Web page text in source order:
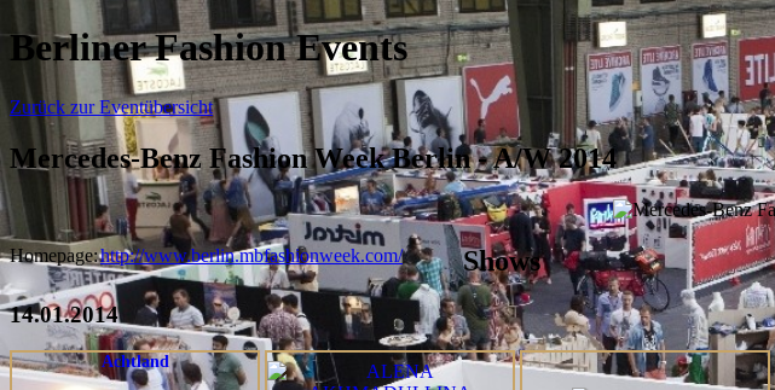
Berliner Fashion Events
Zurück zur Eventübersicht
Mercedes-Benz Fashion Week Berlin - A/W 2014
Homepage:http://www.berlin.mbfashionweek.com/ Shows
14.01.2014
Achtland